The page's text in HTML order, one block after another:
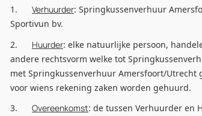
1. Verhuurder: Springkussenverhuur
Sportivun bv.
2. Huurder: elke natuurlijke persoon,
andere rechtsvorm welke tot
met Springkussenverhuur Amersfoort/Utrecht
voor wiens rekening zaken worden gehuurd.
3. Overeenkomst: de tussen Verhuurder en